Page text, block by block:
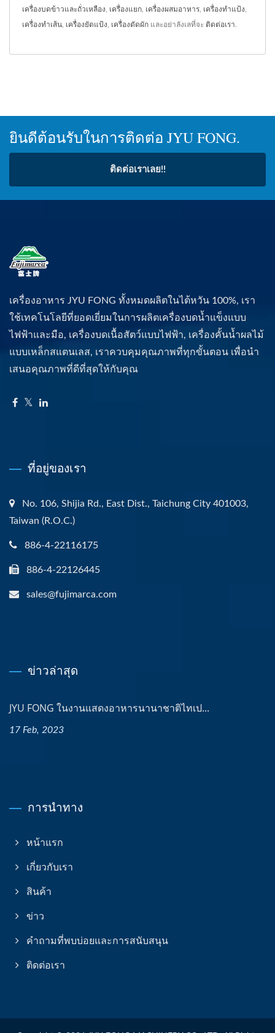
เครื่องบดข้าวและถั่วเหลือง เครื่องแยก เครื่องผสมอาหาร เครื่องทำแป้ง
เครื่องทำเส้น เครื่องยัดแป้ง เครื่องตัดผัก และอย่าลังเลที่จะ ติดต่อเรา
ยินดีต้อนรับในการติดต่อ JYU FONG.
ติดต่อเราเลย!!
เครื่องอาหาร JYU FONG ทั้งหมดผลิตในไต้หวัน 100%, เรา
ใช้เทคโนโลยีที่ยอดเยี่ยมในการผลิตเครื่องบดน้ำแข็งแบบ
ไฟฟ้าและมือ, เครื่องบดเนื้อสัตว์แบบไฟฟ้า, เครื่องคั้นน้ำผลไม้
แบบเหล็กสแตนเลส, เราควบคุมคุณภาพที่ทุกขั้นตอน เพื่อนำ
เสนอคุณภาพที่ดีที่สุดให้กับคุณ
ที่อยู่ของเรา
No. 106, Shijia Rd., East Dist., Taichung City 401003,
Taiwan (R.O.C.)
886-4-22116175
886-4-22126445
sales@fujimarca.com
ข่าวล่าสุด
JYU FONG ในงานแสดงอาหารนานาชาติไทเป...
17 Feb, 2023
การนำทาง
หน้าแรก
เกี่ยวกับเรา
สินค้า
ข่าว
คำถามที่พบบ่อยและการสนับสนุน
ติดต่อเรา